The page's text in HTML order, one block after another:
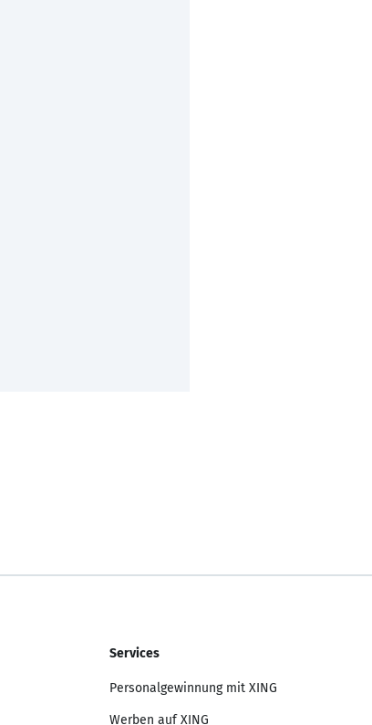
Services
Personalgewinnung mit XING
Werben auf XING